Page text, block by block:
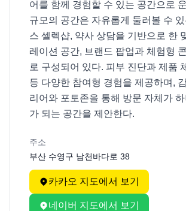
어를 함께 경험할 수 있는 공간으로
규모의 공간은 자유롭게 둘러볼 수 있
스 셀렉샵, 약사 상담을 기반으로 한
레이션 공간, 브랜드 팝업과 체험형
로 구성되어 있다. 피부 진단과 제품
등 다양한 참여형 경험을 제공하며,
리어와 포토존을 통해 방문 자체가
가 되는 공간을 제안한다.
주소
부산 수영구 남천바다로 38
카카오 지도에서 보기
네이버 지도에서 보기